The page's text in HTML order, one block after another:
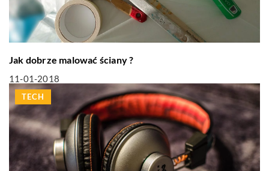
Jak dobrze malować ściany ?
11-01-2018
TECH